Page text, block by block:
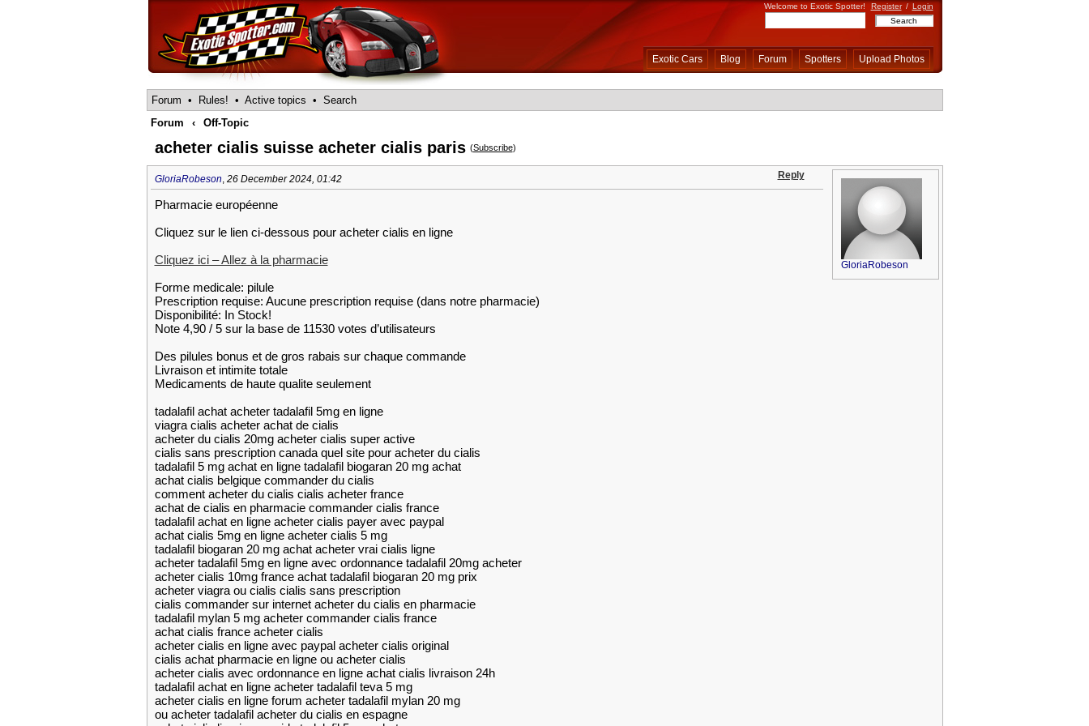
Welcome to Exotic Spotter! Register / Login
Exotic Cars Blog Forum Spotters Upload Photos
Forum • Rules! • Active topics • Search
Forum
‹ Off-Topic
acheter cialis suisse acheter cialis paris (Subscribe)
GloriaRobeson, 26 December 2024, 01:42 Reply
Pharmacie européenne
Cliquez sur le lien ci-dessous pour acheter cialis en ligne
Cliquez ici – Allez à la pharmacie
Forme medicale: pilule
Prescription requise: Aucune prescription requise (dans notre pharmacie)
Disponibilité: In Stock!
Note 4,90 / 5 sur la base de 11530 votes d’utilisateurs
Des pilules bonus et de gros rabais sur chaque commande
Livraison et intimite totale
Medicaments de haute qualite seulement
tadalafil achat acheter tadalafil 5mg en ligne
viagra cialis acheter achat de cialis
acheter du cialis 20mg acheter cialis super active
cialis sans prescription canada quel site pour acheter du cialis
tadalafil 5 mg achat en ligne tadalafil biogaran 20 mg achat
achat cialis belgique commander du cialis
comment acheter du cialis cialis acheter france
achat de cialis en pharmacie commander cialis france
tadalafil achat en ligne acheter cialis payer avec paypal
achat cialis 5mg en ligne acheter cialis 5 mg
tadalafil biogaran 20 mg achat acheter vrai cialis ligne
acheter tadalafil 5mg en ligne avec ordonnance tadalafil 20mg acheter
acheter cialis 10mg france achat tadalafil biogaran 20 mg prix
acheter viagra ou cialis cialis sans prescription
cialis commander sur internet acheter du cialis en pharmacie
tadalafil mylan 5 mg acheter commander cialis france
achat cialis france acheter cialis
acheter cialis en ligne avec paypal acheter cialis original
cialis achat pharmacie en ligne ou acheter cialis
acheter cialis avec ordonnance en ligne achat cialis livraison 24h
tadalafil achat en ligne acheter tadalafil teva 5 mg
acheter cialis en ligne forum acheter tadalafil mylan 20 mg
ou acheter tadalafil acheter du cialis en espagne
GloriaRobeson